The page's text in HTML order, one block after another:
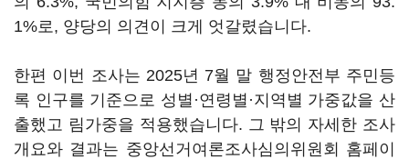
1%로, 양당의 의견이 크게 엇갈렸습니다.
한편 이번 조사는 2025년 7월 말 행정안전부 주민등
록 인구를 기준으로 성별·연령별·지역별 가중값을 산
출했고 림가중을 적용했습니다. 그 밖의 자세한 조사
개요와 결과는 중앙선거여론조사심의위원회 홈페이